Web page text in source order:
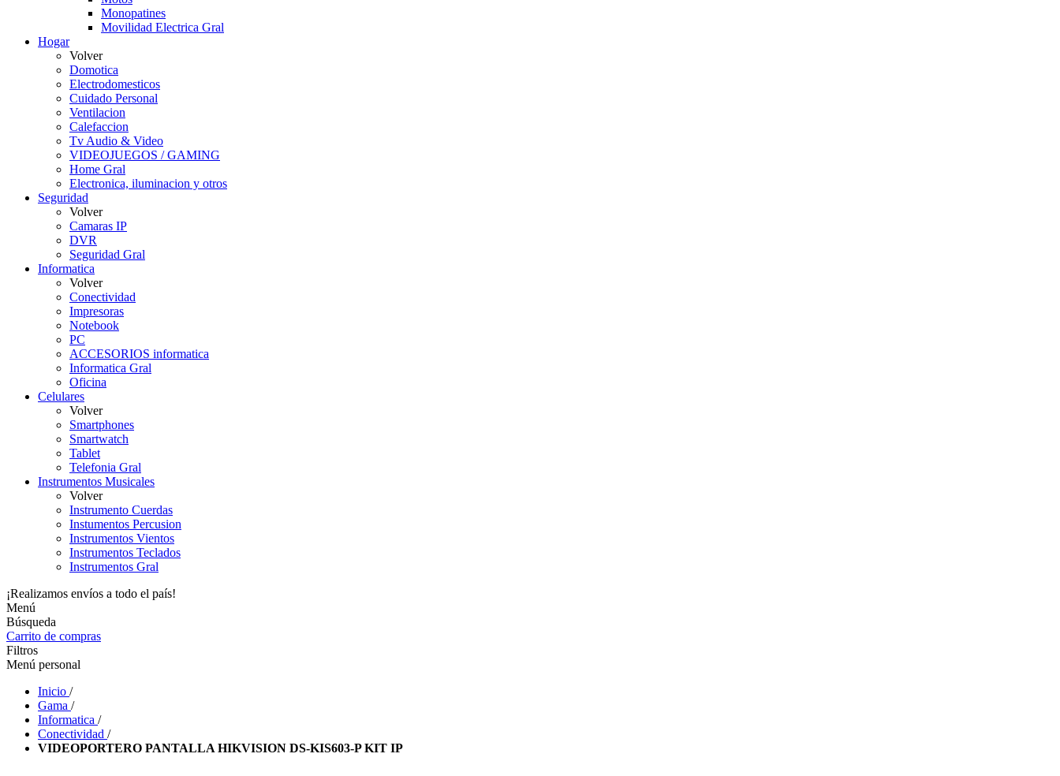
Monopatines
Movilidad Electrica Gral
Hogar
Volver
Domotica
Electrodomesticos
Cuidado Personal
Ventilacion
Calefaccion
Tv Audio & Video
VIDEOJUEGOS / GAMING
Home Gral
Electronica, iluminacion y otros
Seguridad
Volver
Camaras IP
DVR
Seguridad Gral
Informatica
Volver
Conectividad
Impresoras
Notebook
PC
ACCESORIOS informatica
Informatica Gral
Oficina
Celulares
Volver
Smartphones
Smartwatch
Tablet
Telefonia Gral
Instrumentos Musicales
Volver
Instrumento Cuerdas
Instumentos Percusion
Instrumentos Vientos
Instrumentos Teclados
Instrumentos Gral
¡Realizamos envíos a todo el país!
Menú
Búsqueda
Carrito de compras
Filtros
Menú personal
Inicio /
Gama /
Informatica /
Conectividad /
VIDEOPORTERO PANTALLA HIKVISION DS-KIS603-P KIT IP